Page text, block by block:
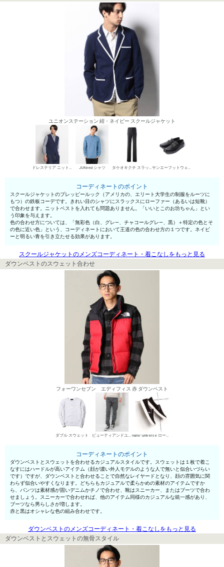
ユニオンステーション 紺・ネイビー スクールジャケット
ドレステリア ニットベスト（前開き） JUNred シャツ タケオキクチ スラックス サンエーフットウェア ローファー
コーディネートのポイント
スクールジャケットのプレッピールック（アメリカの、エリート大学生の制服をルーツに
もつ）の鉄板コーデです。きれい目のシャツにスラックスにローファー（あるいは短靴）
で合わせます。ニットベストを入れても問題ありません。「いいとこのお坊ちゃん」とい
う印象を与えます。
色の合わせ方については、「無彩色（白、グレ—、チャコールグレ—、黒）＋特定の色とそ
の色に近い色」という、コーディネートにおいて王道の色の合わせ方の１つです。ネイビ
ーと明るい青を引き立たせる効果があります。
スクールジャケットのメンズコーディネート・着こなしをもっと見る
ダウンベストのスウェット合わせ
フォーワンセブン エディフィス 赤 ダウンベスト
ダブル スウェット ビューティアンドユース ユナイテッドアローズ デニムパンツ・ジーンズ nano･universe ローカットスニーカー
コーディネートのポイント
ダウンベストとスウェットを合わせるカジュアルスタイルです。スウェットは１枚で着こ
なすにはハードルが高いアイテム（顔が濃い外人モデルのような人で無いと似合いづらい
です）ですが、ダウンベストと合わせることで自然なレイヤードとなり、顔の雰囲気に関
わらず似合いやすくなります。どちらもカジュアルで柔らかめの素材のアイテムですか
ら、パンツは素材感が固いデニムかチノで合わせ、靴はスニーカー、またはブーツで合わ
せましょう。スニーカーで合わせれば、他のアイテム同様のカジュアルな統一感があり、
ブーツなら男らしさが増します。
赤と黒はオシャレな色の組み合わせです。
ダウンベストのメンズコーディネート・着こなしをもっと見る
ダウンベストとスウェットの無骨スタイル